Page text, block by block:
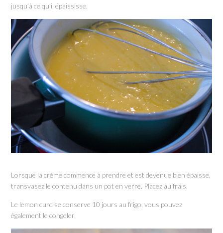
jusqu’à ce qu’il épaississe.
Lorsque la crème commence à prendre et est devenue bien épaisse,
transvasez le contenu dans un pot en verre. Placez au frais.
Le lemon curd se conserve 10 jours au frigo, vous pouvez
également le congeler.